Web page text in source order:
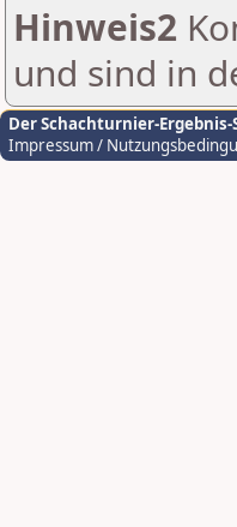
Hinweis2
und sind in
Der Schachturnier-Ergebnis-
Impressum /